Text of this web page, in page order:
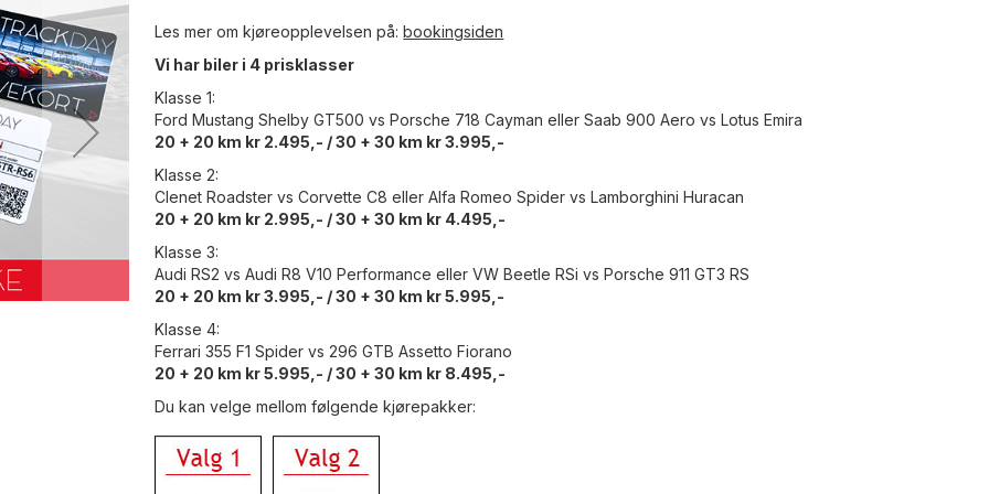
Les mer om kjøreopplevelsen på:bookingsiden
Vi har biler i 4 prisklasser
Klasse 1:
Ford Mustang Shelby GT500 vs Porsche 718 Cayman eller Saab 900 Aero vs Lotus Emira
20 + 20 km kr 2.495,- / 30 + 30 km kr 3.995,-
Klasse 2:
Clenet Roadster vs Corvette C8 eller Alfa Romeo Spider vs Lamborghini Huracan
20 + 20 km kr 2.995,- / 30 + 30 km kr 4.495,-
Klasse 3:
Audi RS2 vs Audi R8 V10 Performance eller VW Beetle RSi vs Porsche 911 GT3 RS
20 + 20 km kr 3.995,- / 30 + 30 km kr 5.995,-
Klasse 4:
Ferrari 355 F1 Spider vs 296 GTB Assetto Fiorano
20 + 20 km kr 5.995,- / 30 + 30 km kr 8.495,-
Du kan velge mellom følgende kjørepakker: